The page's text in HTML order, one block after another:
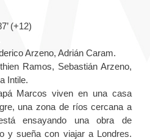
(+12)
Arzeno, Adrián Caram.
Ramos, Sebastián Arzeno,
Intile.
Marcos viven en una casa
una zona de ríos cercana a
ensayando una obra de
y sueña con viajar a Londres.